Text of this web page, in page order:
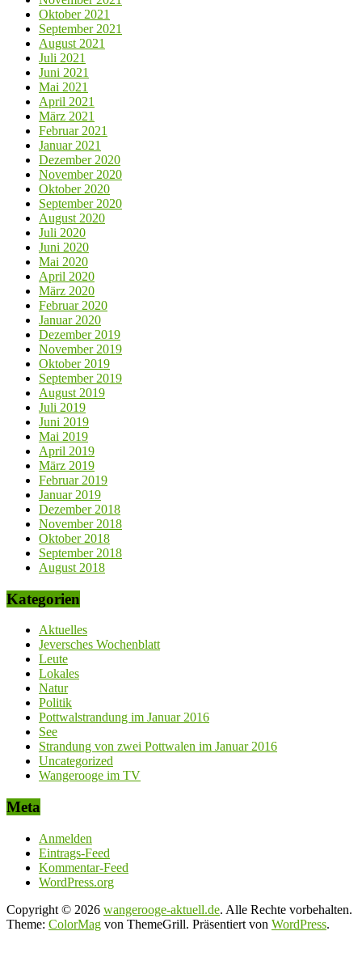
Oktober 2021
September 2021
August 2021
Juli 2021
Juni 2021
Mai 2021
April 2021
März 2021
Februar 2021
Januar 2021
Dezember 2020
November 2020
Oktober 2020
September 2020
August 2020
Juli 2020
Juni 2020
Mai 2020
April 2020
März 2020
Februar 2020
Januar 2020
Dezember 2019
November 2019
Oktober 2019
September 2019
August 2019
Juli 2019
Juni 2019
Mai 2019
April 2019
März 2019
Februar 2019
Januar 2019
Dezember 2018
November 2018
Oktober 2018
September 2018
August 2018
Kategorien
Aktuelles
Jeversches Wochenblatt
Leute
Lokales
Natur
Politik
Pottwalstrandung im Januar 2016
See
Strandung von zwei Pottwalen im Januar 2016
Uncategorized
Wangerooge im TV
Meta
Anmelden
Eintrags-Feed
Kommentar-Feed
WordPress.org
Copyright © 2026 wangerooge-aktuell.de. Alle Rechte vorbehalten.
Theme: ColorMag von ThemeGrill. Präsentiert von WordPress.